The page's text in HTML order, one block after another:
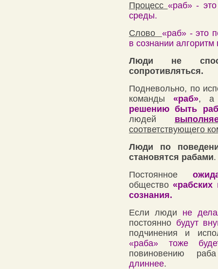
Процесс «раб» -
среды.
Слово «раб» - это
в сознании
Люди не
сопротивляться.
Подневольно, по
команды «раб», а
решению быть
людей
соответствующего
Люди по
становятся рабами.
Постоянное
общество«рабских
сознания.
Если люди не
постоянно будут
подчинения и
«раба» тоже
повиновению
длиннее.